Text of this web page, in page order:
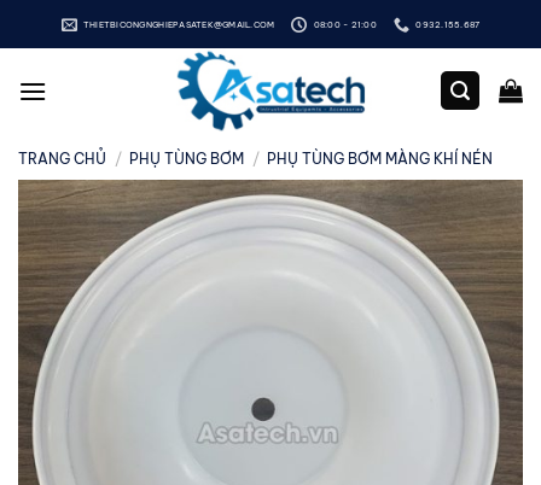
qua
dung
THIETBICONGNGHIEPASATEK@GMAIL.COM 08:00 - 21:00 0932.155.687
TRANG CHỦ / PHỤ TÙNG BƠM / PHỤ TÙNG BƠM MÀNG KHÍ NÉN